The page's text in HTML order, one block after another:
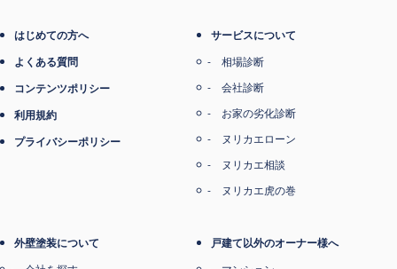
はじめての方へ
よくある質問
コンテンツポリシー
利用規約
プライバシーポリシー
サービスについて
相場診断
会社診断
お家の劣化診断
ヌリカエローン
ヌリカエ相談
ヌリカエ虎の巻
外壁塗装について 戸建て以外のオーナー様へ